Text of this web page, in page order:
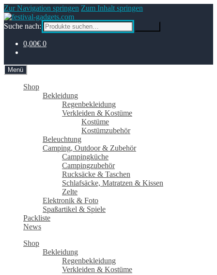
Zur Navigation springen Zum Inhalt springen
Suche nach:
0,00€ 0
Menü
Shop
Bekleidung
Regenbekleidung
Verkleiden & Kostüme
Kostüme
Kostümzubehör
Beleuchtung
Camping, Outdoor & Zubehör
Campingküche
Campingzubehör
Rucksäcke & Taschen
Schlafsäcke, Matratzen & Kissen
Zelte
Elektronik & Foto
Spaßartikel & Spiele
Packliste
News
Shop
Bekleidung
Regenbekleidung
Verkleiden & Kostüme